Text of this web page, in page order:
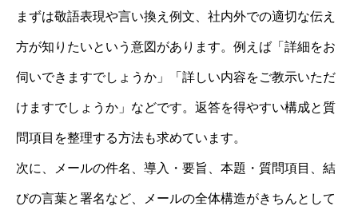
まずは敬語表現や言い換え例文、社内外での適切な伝え
方が知りたいという意図があります。例えば「詳細をお
伺いできますでしょうか」「詳しい内容をご教示いただ
けますでしょうか」などです。返答を得やすい構成と質
問項目を整理する方法も求めています。
次に、メールの件名、導入・要旨、本題・質問項目、結
びの言葉と署名など、メールの全体構造がきちんとして